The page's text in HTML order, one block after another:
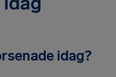
idag?